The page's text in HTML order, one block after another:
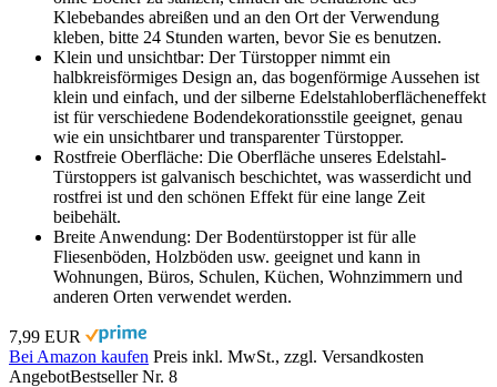
Klebebandes abreißen und an den Ort der Verwendung
kleben, bitte 24 Stunden warten, bevor Sie es benutzen.
Klein und unsichtbar: Der Türstopper nimmt ein
halbkreisförmiges Design an, das bogenförmige Aussehen ist
klein und einfach, und der silberne Edelstahloberflächeneffekt
ist für verschiedene Bodendekorationsstile geeignet, genau
wie ein unsichtbarer und transparenter Türstopper.
Rostfreie Oberfläche: Die Oberfläche unseres Edelstahl-
Türstoppers ist galvanisch beschichtet, was wasserdicht und
rostfrei ist und den schönen Effekt für eine lange Zeit
beibehält.
Breite Anwendung: Der Bodentürstopper ist für alle
Fliesenböden, Holzböden usw. geeignet und kann in
Wohnungen, Büros, Schulen, Küchen, Wohnzimmern und
anderen Orten verwendet werden.
7,99 EUR
Bei Amazon kaufen Preis inkl. MwSt., zzgl. Versandkosten
AngebotBestseller Nr. 8